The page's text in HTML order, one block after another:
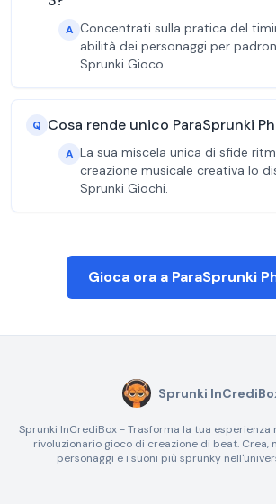
A Concentrati sulla pratica del
abilità dei personaggi per
Sprunki Gioco.
Q Cosa rende unico ParaSprunki
A La sua miscela unica di sfide
creazione musicale creativa lo
Sprunki Giochi.
Gioca ora a ParaSprunki
Sprunki
Sprunki InCrediBox - Trasforma la tua esperienza
rivoluzionario gioco di creazione di beat. Crea,
personaggi e i suoni più sprunky